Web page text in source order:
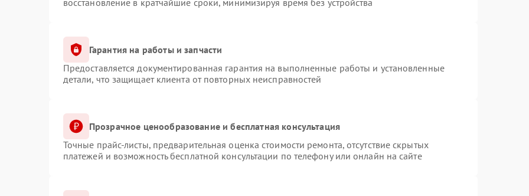
восстановление в кратчайшие сроки, минимизируя время без устройства
Гарантия на работы и запчасти
Предоставляется документированная гарантия на выполненные работы и установленные
детали, что защищает клиента от повторных неисправностей
Прозрачное ценообразование и бесплатная консультация
Точные прайс-листы, предварительная оценка стоимости ремонта, отсутствие скрытых
платежей и возможность бесплатной консультации по телефону или онлайн на сайте